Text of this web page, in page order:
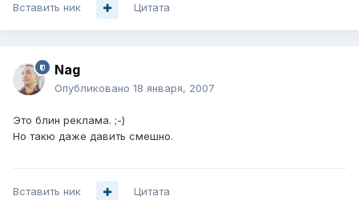
Вставить ник Цитата
Nag
Опубликовано 18 января, 2007
Это блин реклама. ;-)
Но такю даже давить смешно.
Вставить ник Цитата